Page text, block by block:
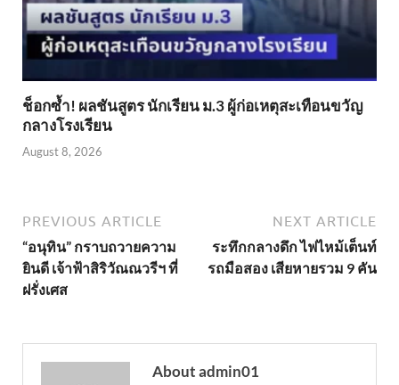
ช็อกซ้ำ! ผลชันสูตร นักเรียน ม.3 ผู้ก่อเหตุสะเทือนขวัญ
กลางโรงเรียน
August 8, 2026
PREVIOUS ARTICLE
“อนุทิน” กราบถวายความ
ยินดี เจ้าฟ้าสิริวัณณวรีฯ ที่
ฝรั่งเศส
NEXT ARTICLE
ระทึกกลางดึก ไฟไหม้เต็นท์
รถมือสอง เสียหายรวม 9 คัน
About admin01